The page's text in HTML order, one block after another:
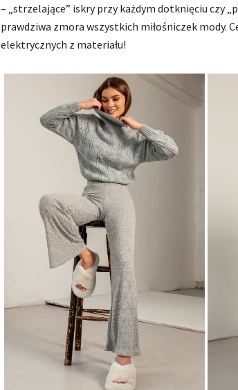
– „strzelające” iskry przy każdym dotknięciu czy
prawdziwa zmora wszystkich miłośniczek mody.
elektrycznych z materiału!